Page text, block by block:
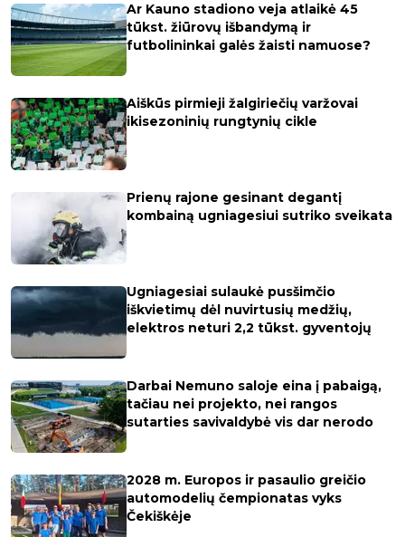
Ar Kauno stadiono veja atlaikė 45
tūkst. žiūrovų išbandymą ir
futbolininkai galės žaisti namuose?
Aiškūs pirmieji žalgiriečių varžovai
ikisezoninių rungtynių cikle
Prienų rajone gesinant degantį
kombainą ugniagesiui sutriko sveikata
Ugniagesiai sulaukė pusšimčio
iškvietimų dėl nuvirtusių medžių,
elektros neturi 2,2 tūkst. gyventojų
Darbai Nemuno saloje eina į pabaigą,
tačiau nei projekto, nei rangos
sutarties savivaldybė vis dar nerodo
2028 m. Europos ir pasaulio greičio
automodelių čempionatas vyks
Čekiškėje